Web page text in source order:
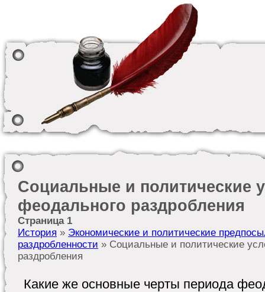
Социальные и политические
феодального раздробления
Страница 1
История » Экономические и политические
раздробленности » Социальные и политические
раздробления
Какие же основные черты периода